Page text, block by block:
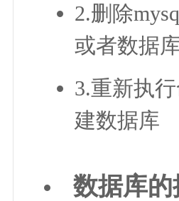
2.删除
或者数据
3.重新执
建数据库
数据库的